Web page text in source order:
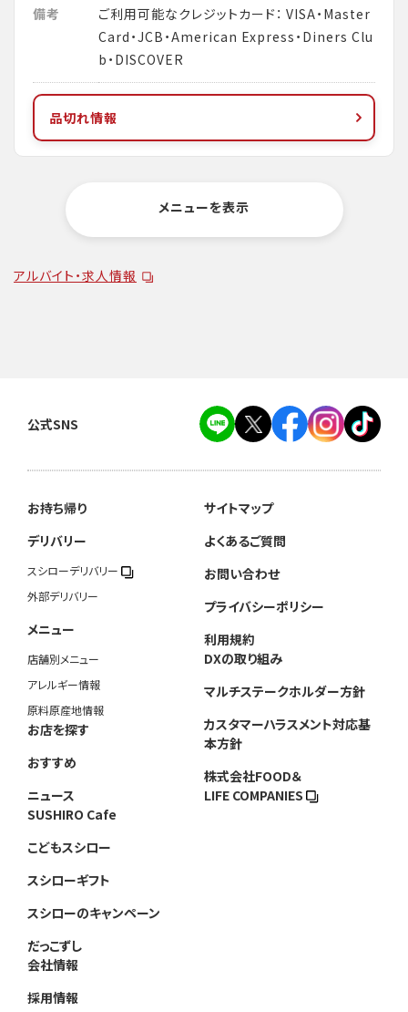
備考
ご利用可能なクレジットカード： VISA・Master
Card・JCB・American Express・Diners Clu
b・DISCOVER
品切れ情報
メニューを表示
アルバイト・求人情報
公式SNS
お持ち帰り
デリバリー
スシローデリバリー
外部デリバリー
メニュー
店舗別メニュー
アレルギー情報
原料原産地情報
お店を探す
おすすめ
ニュース
SUSHIRO Cafe
こどもスシロー
スシローギフト
スシローのキャンペーン
だっこずし
会社情報
採用情報
サイトマップ
よくあるご質問
お問い合わせ
プライバシーポリシー
利用規約
DXの取り組み
マルチステークホルダー方針
カスタマーハラスメント対応基
本方針
株式会社FOOD＆
LIFE COMPANIES